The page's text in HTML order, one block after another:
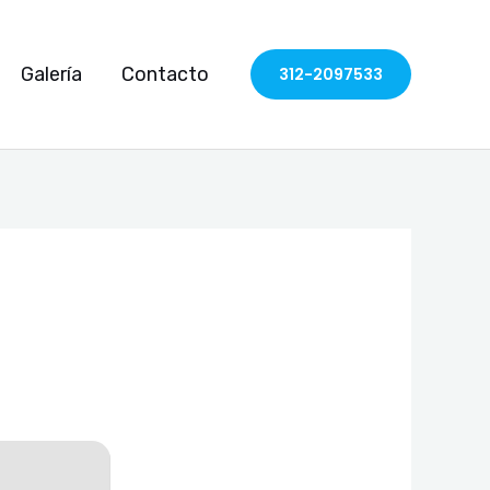
Galería Contacto 312-2097533